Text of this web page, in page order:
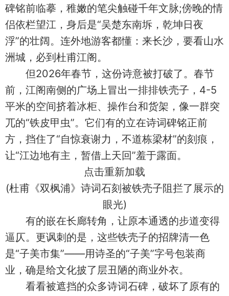
碑铭前临摹，稚嫩的笔尖触碰千年文脉;傍晚的情
侣依栏望江，身后是“吴楚东南坼，乾坤日夜
浮”的壮阔。连外地游客都懂：来长沙，要看山水
洲城，必到杜甫江阁。
但2026年春节，这份诗意被打破了。春节
前，江阁南侧的广场上冒出一排排铁壳子，4-5
平米的空间挤着冰柜、操作台和货架，像一群突
兀的“铁皮甲虫”。它们有的立在诗词碑铭正前
方，挡住了“自惊衰谢力，不道栋梁材”的刻痕，
让“江边地有主，暂借上天回”羞于露面。
点击重新加载
(杜甫《双枫浦》诗词石刻被铁壳子阻拦了展示的
眼光)
有的嵌在长廊转角，让原本通透的步道变得
逼仄。更讽刺的是，这些铁壳子的招牌清一色
是“子美市集”——用诗圣的“子美”字号包装商
业，确是给文化披了层丑陋的商业外衣。
看看被遮挡的众多诗词石碑，破坏了原有的